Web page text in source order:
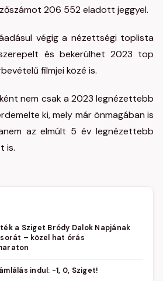
206 552 eladott jeggyel.
végig a nézettségi toplista
és bekerülhet 2023 top
filmjei közé is.
nem csak a 2023 legnézettebb
ki, mely már önmagában is
az elmúlt 5 év legnézettebb
is.
a Sziget Bródy Dalok Napjának
– közel hat órás
indul: -1, 0, Sziget!